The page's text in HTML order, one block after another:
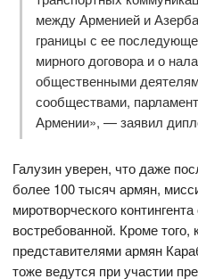
между Арменией и
границы с ее
мирного договора и о
общественными
сообществами,
Армении», — заявил
Галузин уверен, что даже
более 100 тысяч армян,
миротворческого
востребованной. Кроме
представителями армян
тоже ведутся при участии